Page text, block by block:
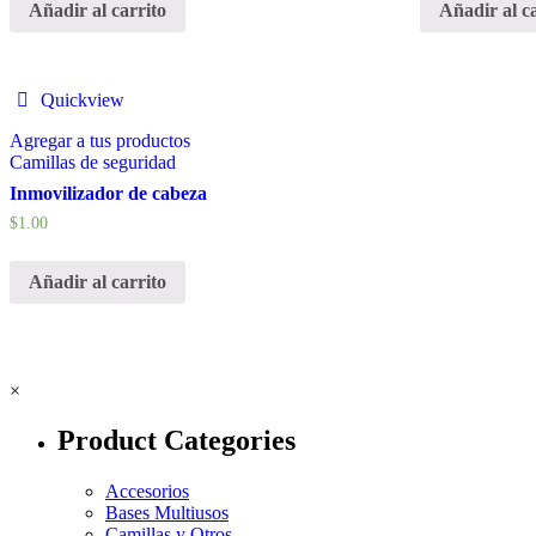
Añadir al carrito Añadir al
Quickview
Agregar a tus productos
Camillas de seguridad
Inmovilizador de cabeza
$1.00
Añadir al carrito
×
Product Categories
Accesorios
Bases Multiusos